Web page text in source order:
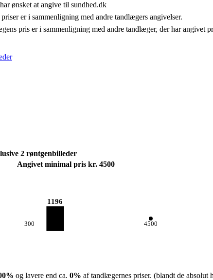
har ønsket at angive til sundhed.dk
er i sammenligning med andre tandlægers angivelser.
pris er i sammenligning med andre tandlæger, der har angivet
2 røntgenbilleder
Angivet minimal pris kr. 4500
300
1196
4500
% og lavere end ca. 0% af tandlægernes priser. (blandt de absolut